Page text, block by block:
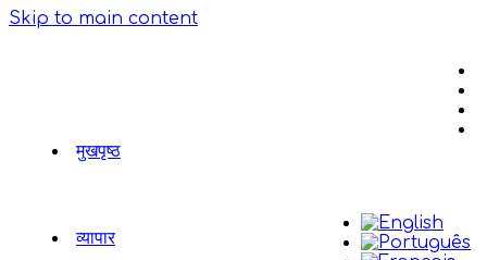
Skip to main content
मुखपृष्ठ
व्यापार